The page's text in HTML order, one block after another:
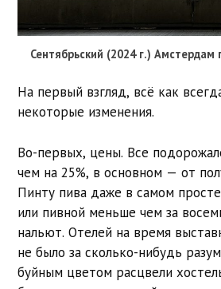
Сентябрьский (2024 г.)
На первый взгляд, всё как
некоторые изменения.
Во-первых, цены. Все
чем на 25%, в основном — от
Пинту пива даже в самом
или пивной меньше чем за
нальют. Отелей на время
не было за сколько-нибудь
буйным цветом расцвели